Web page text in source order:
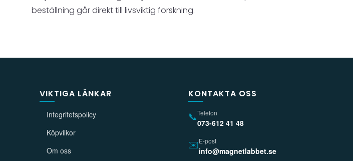
beställning går direkt till livsviktig forskning.
VIKTIGA LÄNKAR
Integritetspolicy
Köpvilkor
Om oss
KONTAKTA OSS
📞Telefon
073-612 41 48
✉️E-post
info@magnetlabbet.se